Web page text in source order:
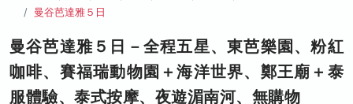
曼谷芭達雅５日
曼谷芭達雅５日－全程五星、東芭樂園、粉紅
咖啡、賽福瑞動物園＋海洋世界、鄭王廟＋泰
服體驗、泰式按摩、夜遊湄南河、無購物